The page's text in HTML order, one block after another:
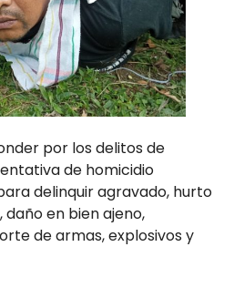
por los delitos de
de homicidio
delinquir agravado, hurto
en bien ajeno,
de armas, explosivos y